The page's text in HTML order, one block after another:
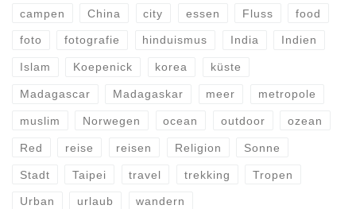
campen China city essen Fluss food
foto fotografie hinduismus India Indien
Islam Koepenick korea küste
Madagascar Madagaskar meer metropole
muslim Norwegen ocean outdoor ozean
Red reise reisen Religion Sonne
Stadt Taipei travel trekking Tropen
Urban urlaub wandern